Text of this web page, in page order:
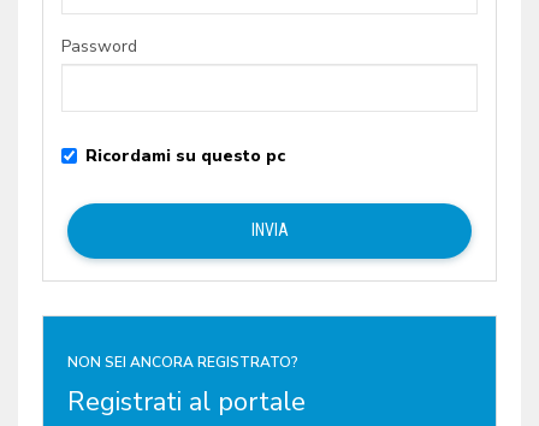
NON SEI ANCORA REGISTRATO?
Registrati al portale
Password
Ricordami su questo pc